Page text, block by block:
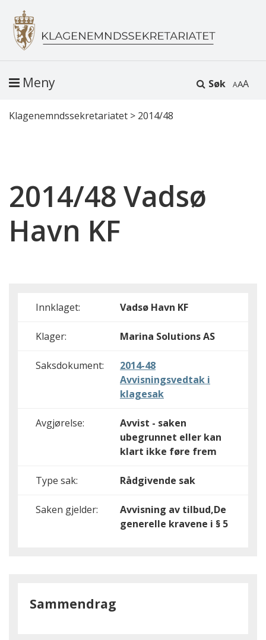
Søk A
Meny
Klagenemndssekretariatet > 2014/48
2014/48 Vadsø
Havn KF
Innklaget: Vadsø Havn KF
Klager: Marina Solutions AS
Saksdokument:
2014-48
Avvisningsvedtak i
klagesak
Avgjørelse:
Avvist - saken
ubegrunnet eller kan
klart ikke føre frem
Type sak: Rådgivende sak
Saken gjelder:
Avvisning av tilbud,De
generelle kravene i § 5
Sammendrag